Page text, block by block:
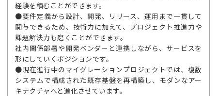
経験を積むことができます。
●要件定義から設計、開発、リリース、運用まで一貫して
関与できるため、技術力に加えて、プロジェクト推進力や
課題解決力も磨くことができます。
社内関係部署や開発ベンダーと連携しながら、サービスを
形にしていくポジションです。
●現在進行中のマイグレーションプロジェクトでは、複数
システムで構成された既存基盤を再構築し、モダンなアー
キテクチャへと進化させています。